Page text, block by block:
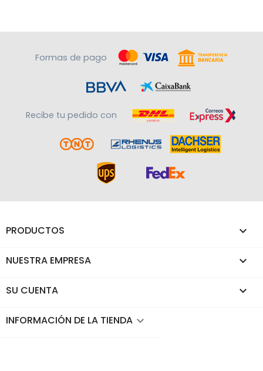
Formas de pago
Recibe tu pedido con
PRODUCTOS 
NUESTRA EMPRESA 
SU CUENTA 
INFORMACIÓN DE LA TIENDA keyboard_arrow_down